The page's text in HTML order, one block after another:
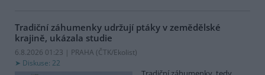
Tradiční záhumenky udržují ptáky v zemědělské
krajině, ukázala studie
6.8.2026 01:23 | PRAHA (ČTK/Ekolist)
Diskuse: 22